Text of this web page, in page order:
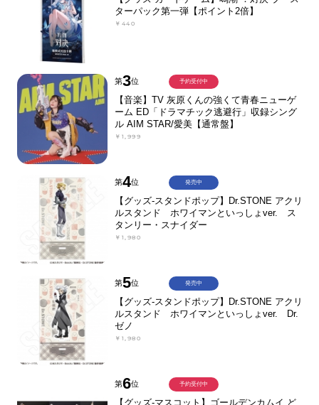
ターパック第一弾【ポイント2倍】
￥440
第3位
【音楽】TV 灰原くんの強くて青春ニューゲ
ーム ED「ドラマチック逃避行」収録シング
ル AIM STAR/愛美【通常盤】
￥1,999
予約受付中
第4位
【グッズ-スタンドポップ】Dr.STONE アクリ
ルスタンド ホワイマンといっしょver. ス
タンリー・スナイダー
￥1,980
発売中
第5位
【グッズ-スタンドポップ】Dr.STONE アクリ
ルスタンド ホワイマンといっしょver. Dr.
ゼノ
￥1,980
発売中
第6位
【グッズ-マスコット】ゴールデンカムイ ど
予約受付中